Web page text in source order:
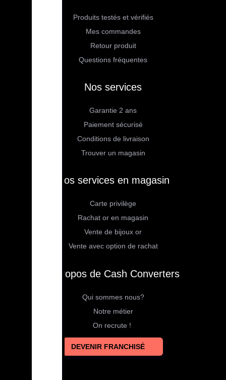
Produits testés et vérifiés
Mes commandes
Retour produit
Questions fréquentes
Nos services
Garantie 2 ans
Paiement sécurisé
Conditions de livraison
Trouver un magasin
Nos services en magasin
Carte privilège
Rachat or en magasin
Vente de bijoux or
Vente avec option de rachat
À propos de Cash Converters
Qui sommes nous?
Notre métier
On recrute !
DEVENIR FRANCHISÉ